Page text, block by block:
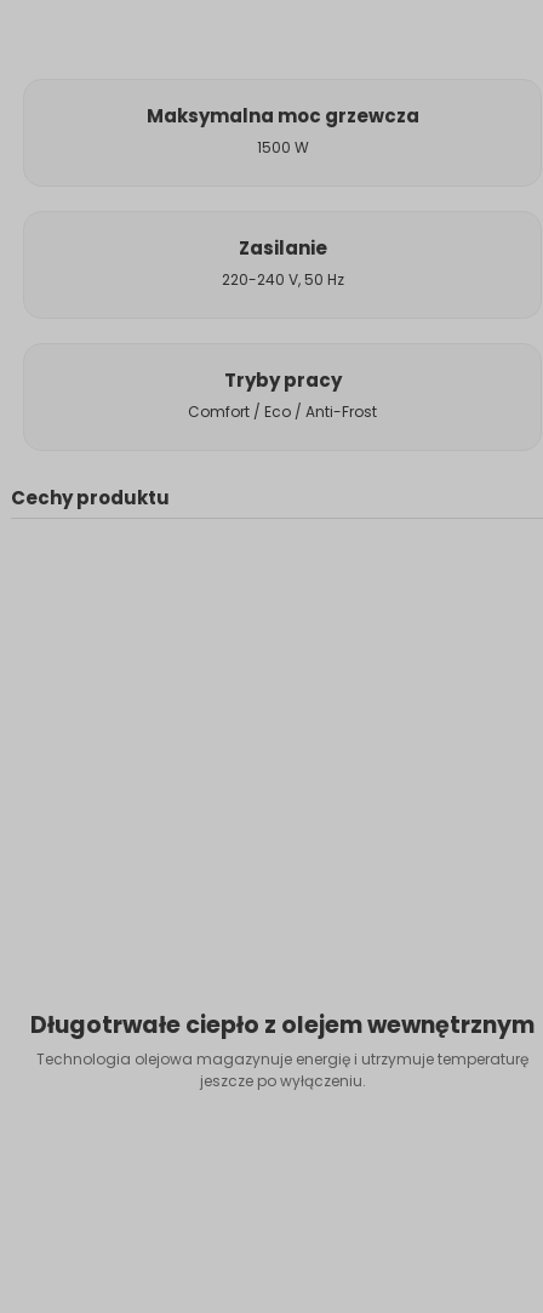
Maksymalna moc grzewcza
1500 W
Zasilanie
220-240 V, 50 Hz
Tryby pracy
Comfort / Eco / Anti-Frost
Cechy produktu
Długotrwałe ciepło z olejem wewnętrznym
Technologia olejowa magazynuje energię i utrzymuje temperaturę
jeszcze po wyłączeniu.